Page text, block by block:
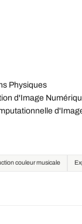
Physiques
d'Image
couleur musicale